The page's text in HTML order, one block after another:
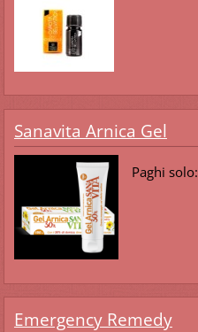
Sanavita Arnica Gel
Paghi solo:
Emergency Remedy